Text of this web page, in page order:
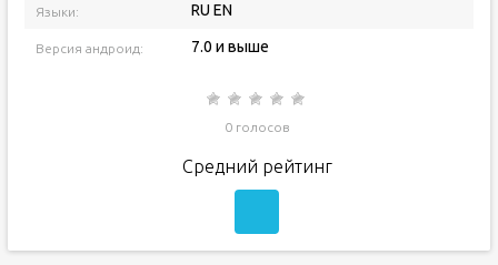
Языки: RU EN
Версия андроид: 7.0 и выше
0 голосов
Средний рейтинг